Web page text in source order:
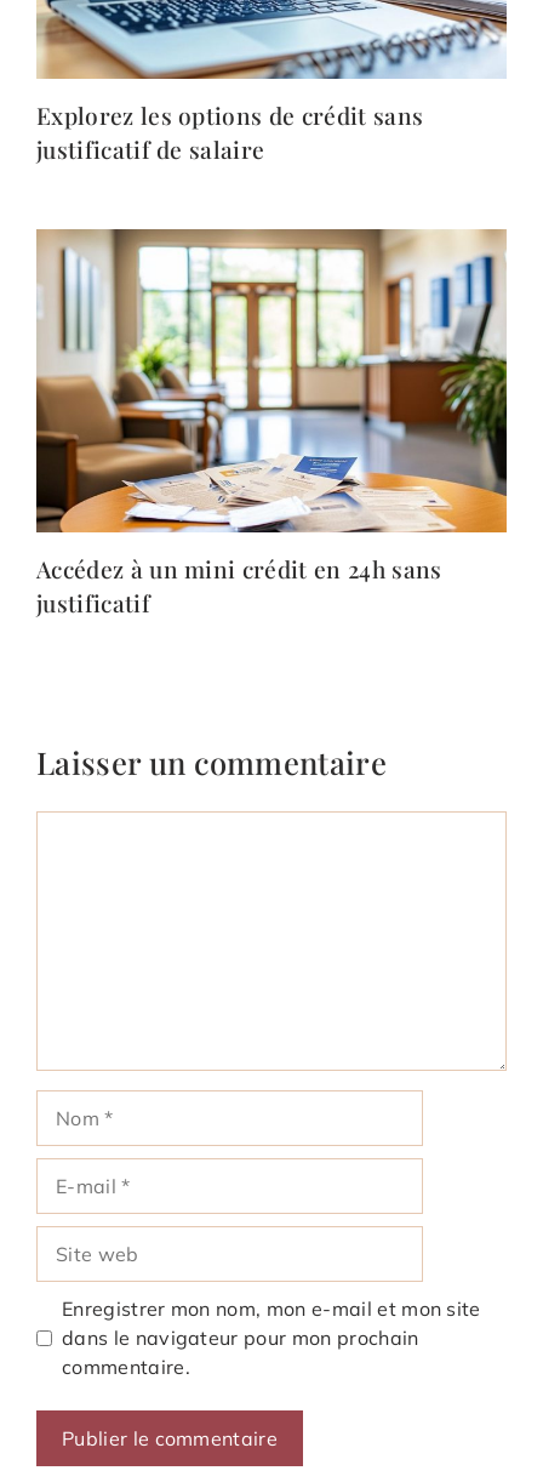
Explorez les options de crédit sans
justificatif de salaire
Accédez à un mini crédit en 24h sans
justificatif
Laisser un commentaire
mail
web
Enregistrer mon nom, mon e-mail et mon site
dans le navigateur pour mon prochain
commentaire.